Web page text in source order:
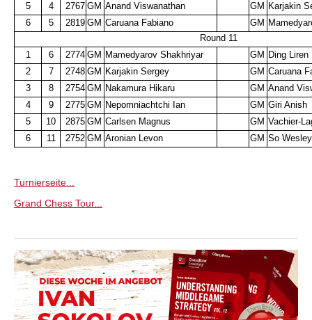
5
4 2767 GM Anand Viswanathan GM Karjakin
6
5 2819 GM Caruana Fabiano GM
Round 11
1
6 2774 GM Mamedyarov Shakhriyar GM Ding Liren
2
7 2748 GM Karjakin Sergey GM Caruana
3
8 2754 GM Nakamura Hikaru GM Anand
4
9 2775 GM Nepomniachtchi Ian GM Giri Anish
5
10 2875 GM Carlsen Magnus GM Vachier-
6
11 2752 GM Aronian Levon GM So
Turnierseite...
Grand Chess Tour...